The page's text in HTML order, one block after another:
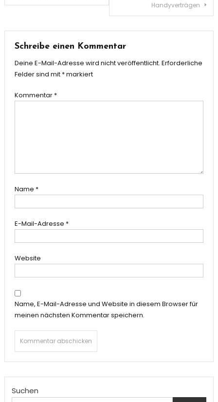
Handyverträgen
Schreibe einen Kommentar
Deine E-Mail-Adresse wird nicht veröffentlicht. Erforderliche
Felder sind mit *markiert
Kommentar *
Name *
E-Mail-Adresse *
Website
Name, E-Mail-Adresse und Website in diesem Browser für
meinen nächsten Kommentar speichern.
Suchen